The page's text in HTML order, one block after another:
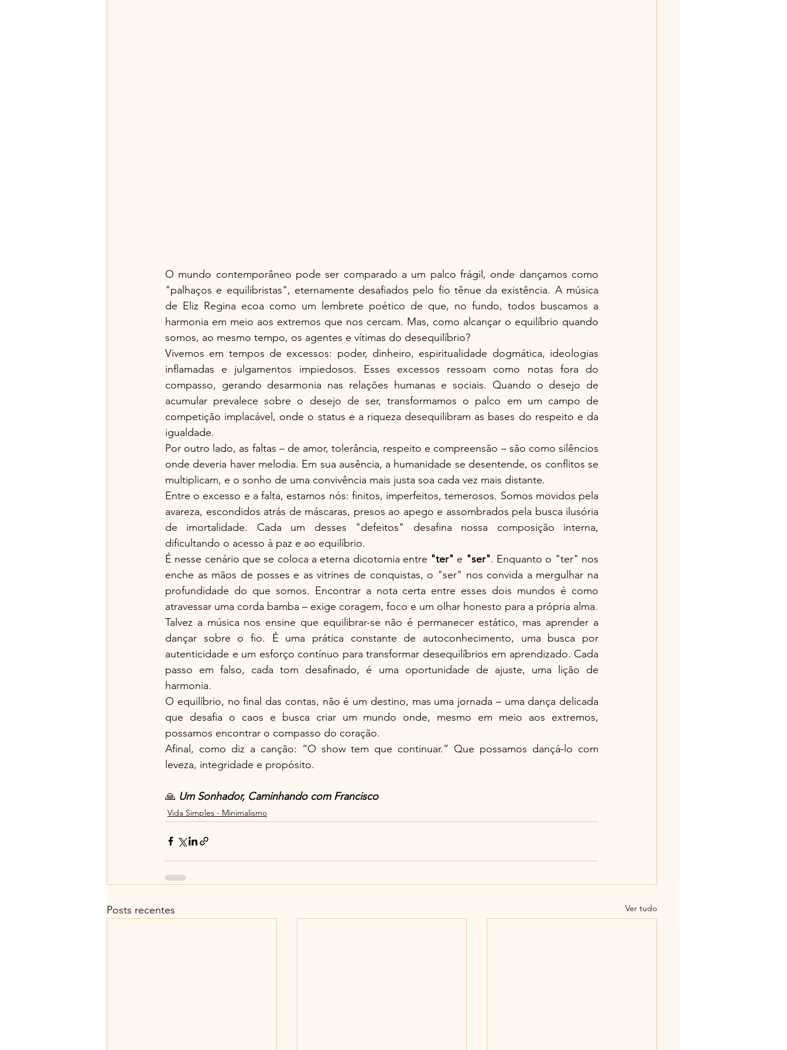
O mundo contemporâneo pode ser comparado a um palco frágil, onde dançamos como
"palhaços e equilibristas", eternamente desafiados pelo fio tênue da existência. A música
de Eliz Regina ecoa como um lembrete poético de que, no fundo, todos buscamos a
harmonia em meio aos extremos que nos cercam. Mas, como alcançar o equilíbrio quando
somos, ao mesmo tempo, os agentes e vítimas do desequilíbrio?
Vivemos em tempos de excessos: poder, dinheiro, espiritualidade dogmática, ideologias
inflamadas e julgamentos impiedosos. Esses excessos ressoam como notas fora do
compasso, gerando desarmonia nas relações humanas e sociais. Quando o desejo de
acumular prevalece sobre o desejo de ser, transformamos o palco em um campo de
competição implacável, onde o status e a riqueza desequilibram as bases do respeito e da
igualdade.
Por outro lado, as faltas – de amor, tolerância, respeito e compreensão – são como silêncios
onde deveria haver melodia. Em sua ausência, a humanidade se desentende, os conflitos se
multiplicam, e o sonho de uma convivência mais justa soa cada vez mais distante.
Entre o excesso e a falta, estamos nós: finitos, imperfeitos, temerosos. Somos movidos pela
avareza, escondidos atrás de máscaras, presos ao apego e assombrados pela busca ilusória
de imortalidade. Cada um desses "defeitos" desafina nossa composição interna,
dificultando o acesso à paz e ao equilíbrio.
É nesse cenário que se coloca a eterna dicotomia entre "ter" e "ser". Enquanto o "ter" nos
enche as mãos de posses e as vitrines de conquistas, o "ser" nos convida a mergulhar na
profundidade do que somos. Encontrar a nota certa entre esses dois mundos é como
atravessar uma corda bamba – exige coragem, foco e um olhar honesto para a própria alma.
Talvez a música nos ensine que equilibrar-se não é permanecer estático, mas aprender a
dançar sobre o fio. É uma prática constante de autoconhecimento, uma busca por
autenticidade e um esforço contínuo para transformar desequilíbrios em aprendizado. Cada
passo em falso, cada tom desafinado, é uma oportunidade de ajuste, uma lição de
harmonia.
O equilíbrio, no final das contas, não é um destino, mas uma jornada – uma dança delicada
que desafia o caos e busca criar um mundo onde, mesmo em meio aos extremos,
possamos encontrar o compasso do coração.
Afinal, como diz a canção: “O show tem que continuar.” Que possamos dançá-lo com
leveza, integridade e propósito.
🙏 Um Sonhador, Caminhando com Francisco
Vida Simples - Minimalismo
Posts recentes Ver tudo